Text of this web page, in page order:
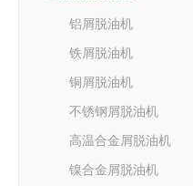
铝屑脱油机
铁屑脱油机
铜屑脱油机
不锈钢屑脱油机
高温合金屑脱油机
镍合金屑脱油机